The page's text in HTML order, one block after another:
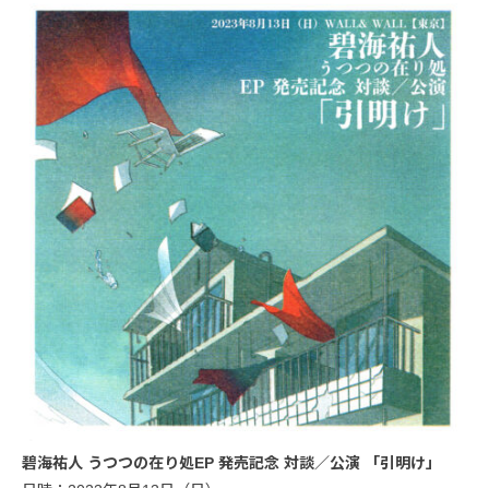
碧海祐人 うつつの在り処EP 発売記念 対談／公演 「引明け」